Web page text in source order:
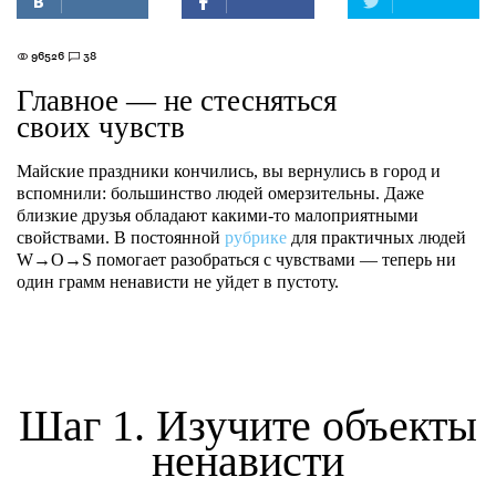
96526 38
Главное — не стесняться
своих чувств
Майские праздники кончились, вы вернулись в город и
вспомнили: большинство людей омерзительны. Даже
близкие друзья обладают какими-то малоприятными
свойствами. В постоянной рубрике для практичных людей
W→O→S помогает разобраться с чувствами — теперь ни
один грамм ненависти не уйдет в пустоту.
Шаг 1. Изучите объекты
ненависти